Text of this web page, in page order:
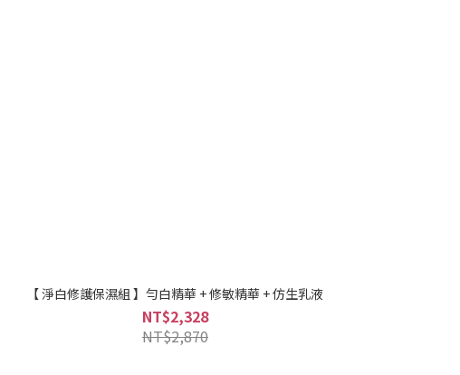
【 淨白修護保濕組 】勻白精華 + 修敏精華 + 仿生乳液
NT$2,328
NT$2,870